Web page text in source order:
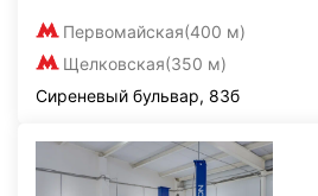
Первомайская(400 м)
Щелковская(350 м)
Сиреневый бульвар, 83б